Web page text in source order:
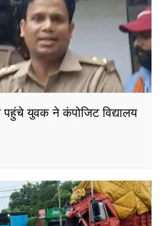
पहुंचे युवक ने कंपोजिट विद्यालय